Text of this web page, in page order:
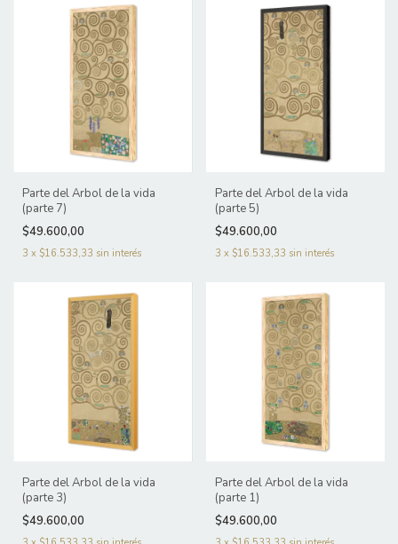
Parte del Arbol de la vida
(parte 7)
$49.600,00
3 x $16.533,33 sin interés
Parte del Arbol de la vida
(parte 5)
$49.600,00
3 x $16.533,33 sin interés
Parte del Arbol de la vida
(parte 3)
$49.600,00
Parte del Arbol de la vida
(parte 1)
$49.600,00